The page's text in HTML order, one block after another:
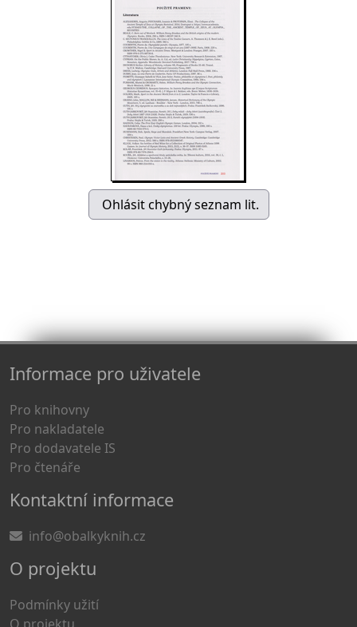
Informace pro uživatele
Pro knihovny
Pro nakladatele
Pro dodavatele IS
Pro čtenáře
Kontaktní informace
info@obalkyknih.cz
O projektu
Podmínky užití